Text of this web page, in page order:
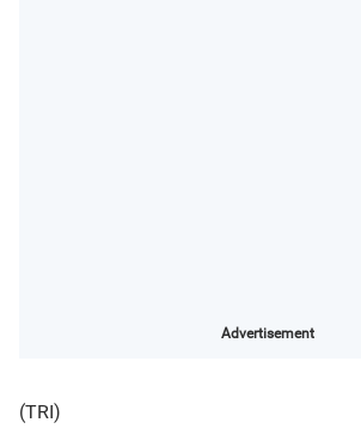
Advertisement
(TRI)